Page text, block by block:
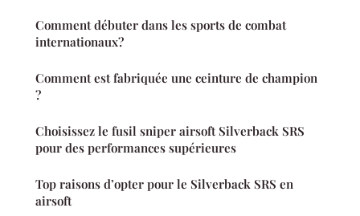
Comment débuter dans les sports de combat
internationaux?
Comment est fabriquée une ceinture de champion
?
Choisissez le fusil sniper airsoft Silverback SRS
pour des performances supérieures
Top raisons d’opter pour le Silverback SRS en
airsoft